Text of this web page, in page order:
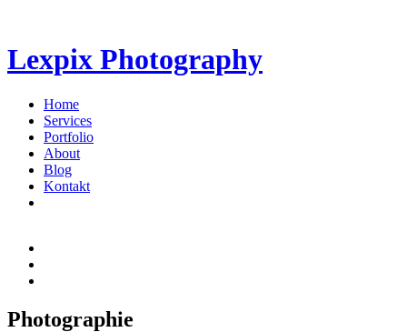
Lexpix Photography
Hauptmenü
Home
Services
Portfolio
About
Blog
Kontakt
Photographie